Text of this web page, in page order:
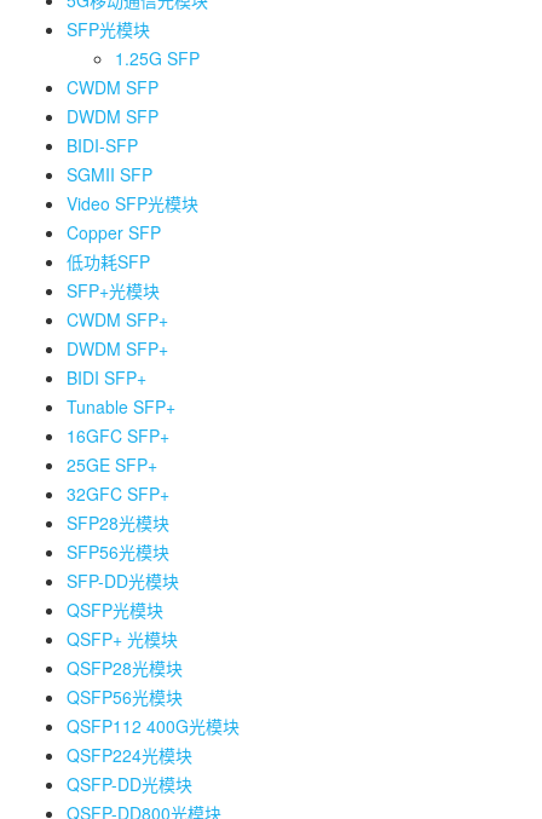
SFP光模块
1.25G SFP
CWDM SFP
DWDM SFP
BIDI-SFP
SGMII SFP
Video SFP光模块
Copper SFP
低功耗SFP
SFP+光模块
CWDM SFP+
DWDM SFP+
BIDI SFP+
Tunable SFP+
16GFC SFP+
25GE SFP+
32GFC SFP+
SFP28光模块
SFP56光模块
SFP-DD光模块
QSFP光模块
QSFP+ 光模块
QSFP28光模块
QSFP56光模块
QSFP112 400G光模块
QSFP224光模块
QSFP-DD光模块
QSFP-DD800光模块